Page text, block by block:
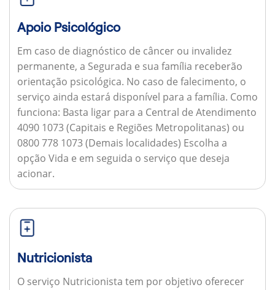
Apoio Psicológico
Em caso de diagnóstico de câncer ou invalidez
permanente, a Segurada e sua família receberão
orientação psicológica. No caso de falecimento, o
serviço ainda estará disponível para a família. Como
funciona: Basta ligar para a Central de Atendimento
4090 1073 (Capitais e Regiões Metropolitanas) ou
0800 778 1073 (Demais localidades) Escolha a
opção Vida e em seguida o serviço que deseja
acionar.
Nutricionista
O serviço Nutricionista tem por objetivo oferecer